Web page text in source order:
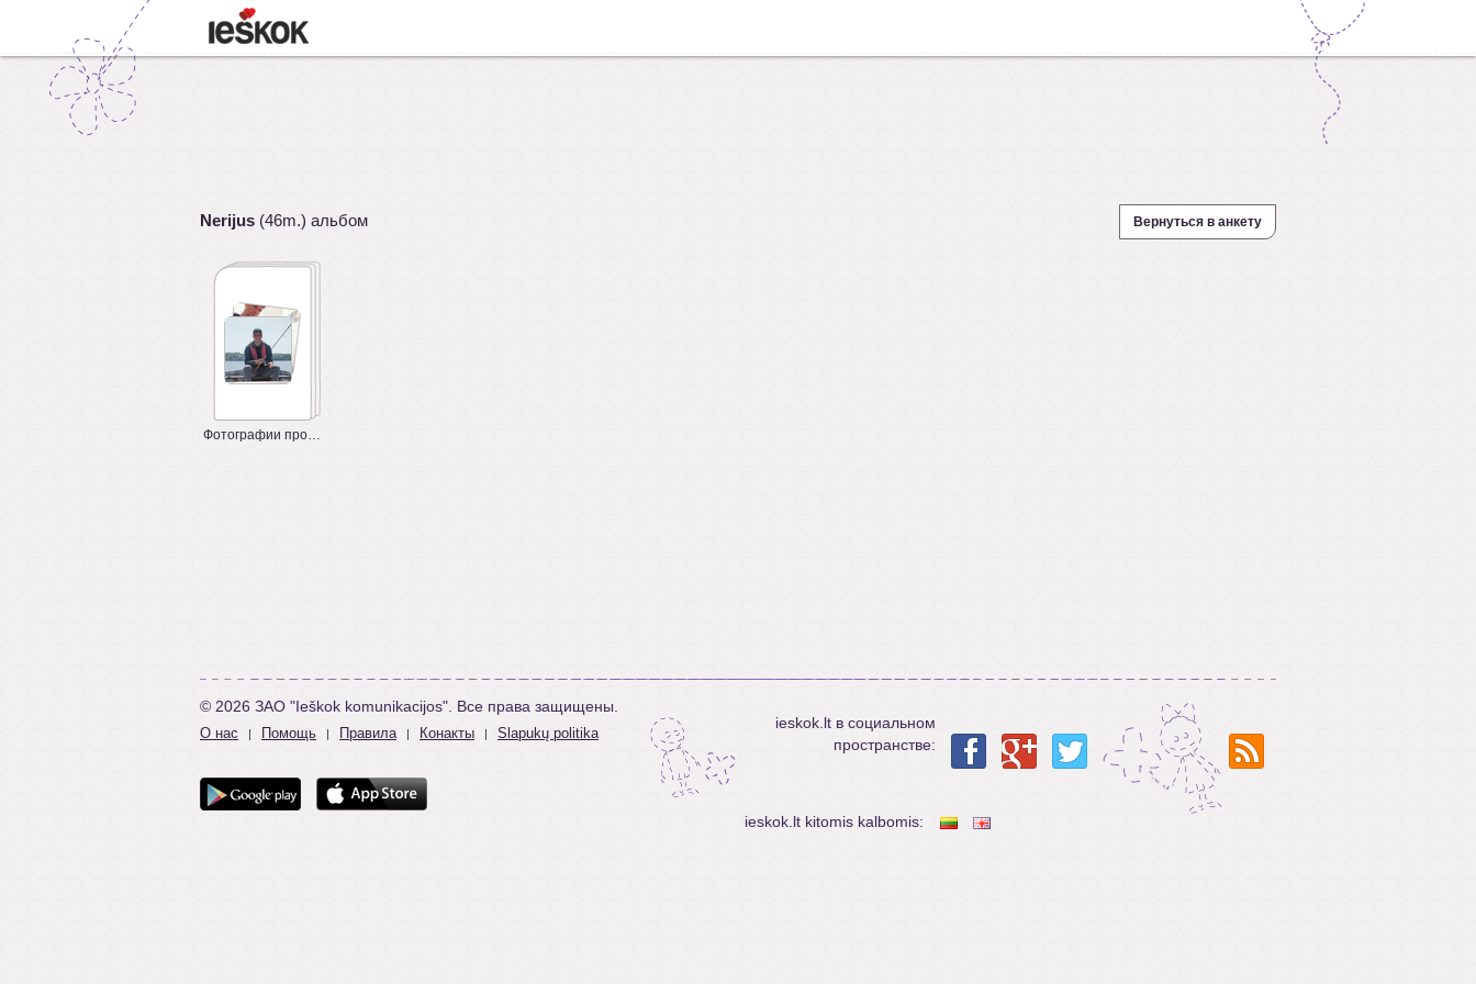
Nerijus (46m.) альбом Вернуться в анкету
Фотографии профиля
© 2026 ЗАО "Ieškok komunikacijos". Все права защищены.
О нас | Помощь | Правила | Конакты | Slapukų politika
ieskok.lt в социальном
пространстве:
ieskok.lt kitomis kalbomis: